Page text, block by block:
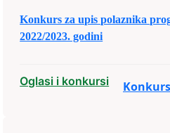
Konkurs za upis polaznika
2022/2023. godini
Oglasi i konkursi